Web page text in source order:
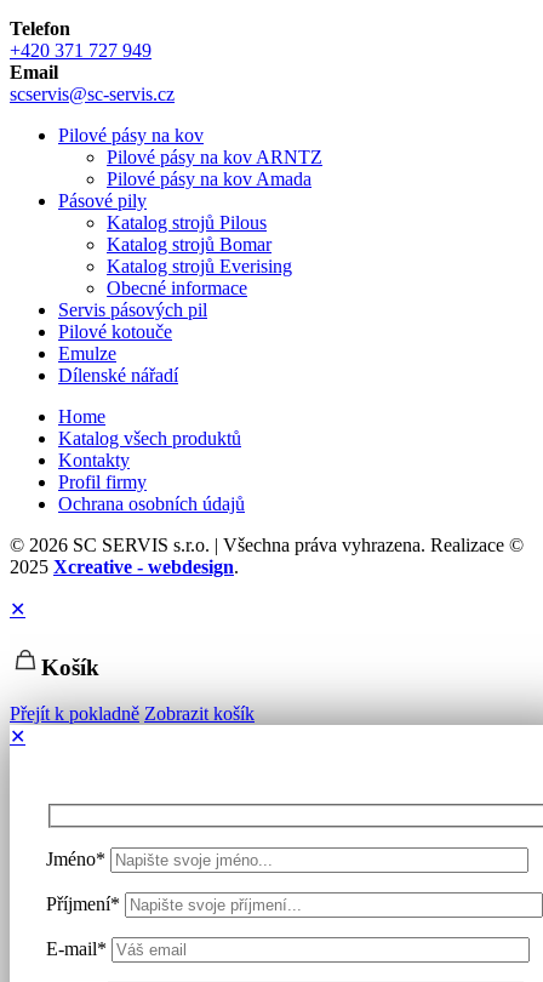
Telefon
+420 371 727 949
Email
scservis@sc-servis.cz
Pilové pásy na kov
Pilové pásy na kov ARNTZ
Pilové pásy na kov Amada
Pásové pily
Katalog strojů Pilous
Katalog strojů Bomar
Katalog strojů Everising
Obecné informace
Servis pásových pil
Pilové kotouče
Emulze
Dílenské nářadí
Home
Katalog všech produktů
Kontakty
Profil firmy
Ochrana osobních údajů
© 2026 SC SERVIS s.r.o. | Všechna práva vyhrazena. Realizace ©
2025 Xcreative - webdesign.
✕
Košík
Přejít k pokladně Zobrazit košík
✕
Jméno*
Příjmení*
E-mail*